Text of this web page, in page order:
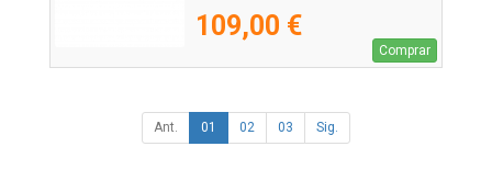
109,00 €
Comprar
Ant. 01 02 03 Sig.